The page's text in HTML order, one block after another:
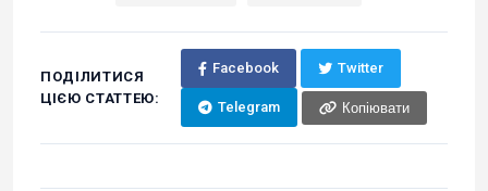
ПОДІЛИТИСЯ
ЦІЄЮ СТАТТЕЮ:
Facebook Twitter
Telegram Копіювати